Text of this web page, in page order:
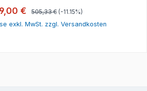
€ Regulärer Preis:
505,33 € (-11.15%)
exkl. MwSt. zzgl. Versandkosten
In den Warenkorb